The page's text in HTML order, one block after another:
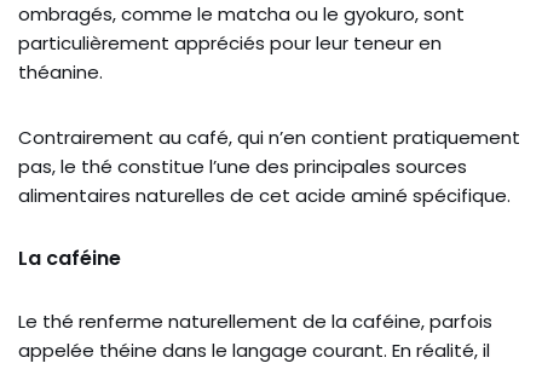
ombragés, comme le matcha ou le gyokuro, sont
particulièrement appréciés pour leur teneur en
théanine.
Contrairement au café, qui n’en contient pratiquement
pas, le thé constitue l’une des principales sources
alimentaires naturelles de cet acide aminé spécifique.
La caféine
Le thé renferme naturellement de la caféine, parfois
appelée théine dans le langage courant. En réalité, il